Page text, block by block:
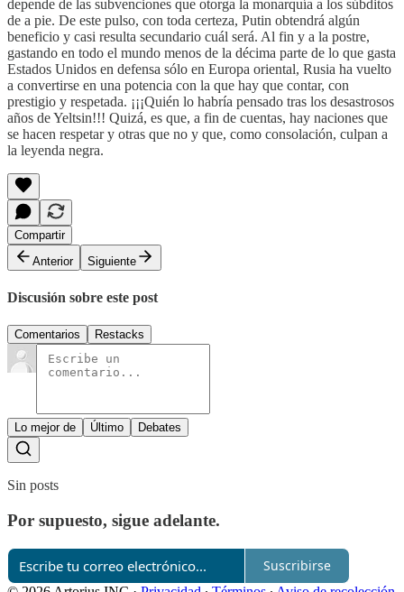
depende de las subvenciones que otorga la monarquía a los súbditos
de a pie. De este pulso, con toda certeza, Putin obtendrá algún
beneficio y casi resulta secundario cuál será. Al fin y a la postre,
gastando en todo el mundo menos de la décima parte de lo que gasta
Estados Unidos en defensa sólo en Europa oriental, Rusia ha vuelto
a convertirse en una potencia con la que hay que contar, con
prestigio y respetada. ¡¡¡Quién lo habría pensado tras los desastrosos
años de Yeltsin!!! Quizá, es que, a fin de cuentas, hay naciones que
se hacen respetar y otras que no y que, como consolación, culpan a
la leyenda negra.
Compartir
Anterior
Siguiente
Discusión sobre este post
Comentarios Restacks
Lo mejor de Último Debates
Sin posts
Por supuesto, sigue adelante.
Suscribirse